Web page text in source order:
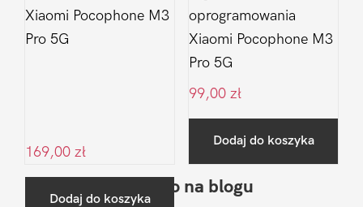
Xiaomi Pocophone M3
Pro 5G
169,00 zł
Dodaj do koszyka
oprogramowania
Xiaomi Pocophone M3
Pro 5G
99,00 zł
Dodaj do koszyka
Pierwszy
Ostatnio na blogu